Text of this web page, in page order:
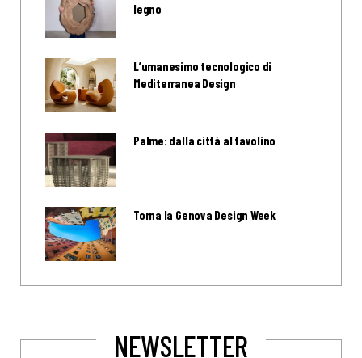
legno
L’umanesimo tecnologico di
Mediterranea Design
Palme: dalla città al tavolino
Torna la Genova Design Week
NEWSLETTER